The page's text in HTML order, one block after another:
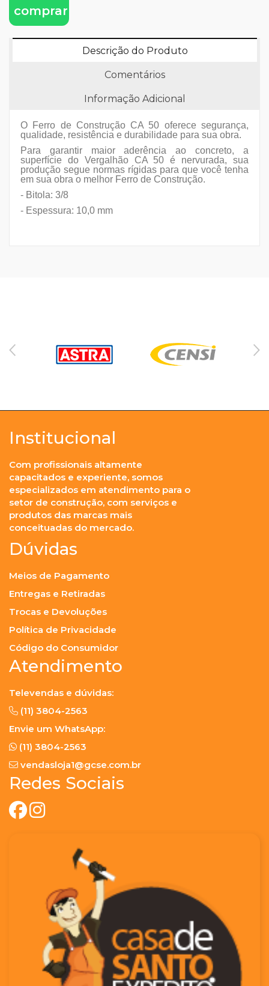
comprar
Descrição do Produto
Comentários
Informação Adicional
O Ferro de Construção CA 50 oferece segurança,
qualidade, resistência e durabilidade para sua obra.
Para garantir maior aderência ao concreto, a
superfície do Vergalhão CA 50 é nervurada, sua
produção segue normas rígidas para que você tenha
em sua obra o melhor Ferro de Construção.
- Bitola: 3/8
- Espessura: 10,0 mm
Institucional
Com profissionais altamente
capacitados e experiente, somos
especializados em atendimento para o
setor de construção, com serviços e
produtos das marcas mais
conceituadas do mercado.
Dúvidas
Meios de Pagamento
Entregas e Retiradas
Trocas e Devoluções
Política de Privacidade
Código do Consumidor
Atendimento
Televendas e dúvidas:
(11) 3804-2563
Envie um WhatsApp:
(11) 3804-2563
vendasloja1@gcse.com.br
Redes Sociais